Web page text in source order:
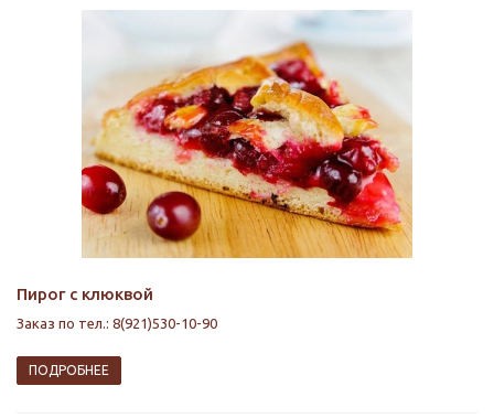
Пирог с клюквой
Заказ по тел.: 8(921)530-10-90
ПОДРОБНЕЕ